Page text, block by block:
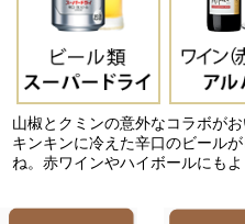
山椒とクミンの意外なコラボが
キンキンに冷えた辛口のビール
ね。赤ワインやハイボールにもよ